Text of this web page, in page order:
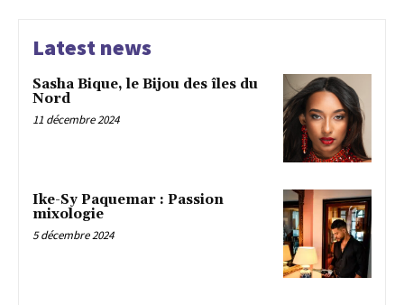
Latest news
Sasha Bique, le Bijou des îles du
Nord
11 décembre 2024
Ike-Sy Paquemar : Passion
mixologie
5 décembre 2024